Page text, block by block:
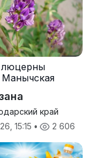
Манычская
край
15:15 • 2 606